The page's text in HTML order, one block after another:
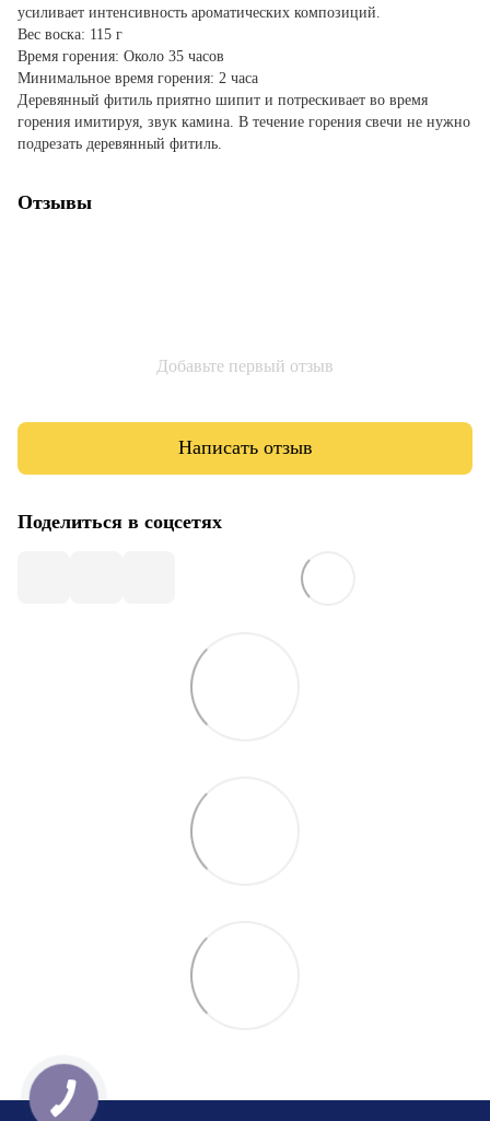
усиливает интенсивность ароматических композиций.
Вес воска: 115 г
Время горения: Около 35 часов
Минимальное время горения: 2 часа
Деревянный фитиль приятно шипит и потрескивает во время
горения имитируя, звук камина. В течение горения свечи не нужно
подрезать деревянный фитиль.
Отзывы
Добавьте первый отзыв
Написать отзыв
Поделиться в соцсетях